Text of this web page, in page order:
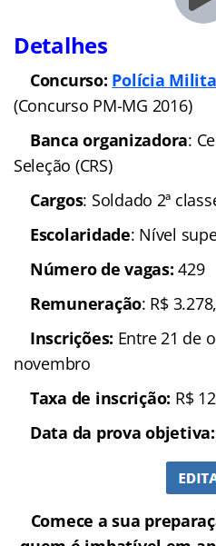
especificado no edital.
DISPOSIÇÕES FINAIS
É
candidato acompanhar as
às instruções,
resultados relacionados
CRS.
manter, durante o
após sua aprovação, seu
atualizados, sendo de sua
informar ao CRS eventuais
NÃOPERCA!!
Confira o Traduzindo o
professor Jeferson Bogo: